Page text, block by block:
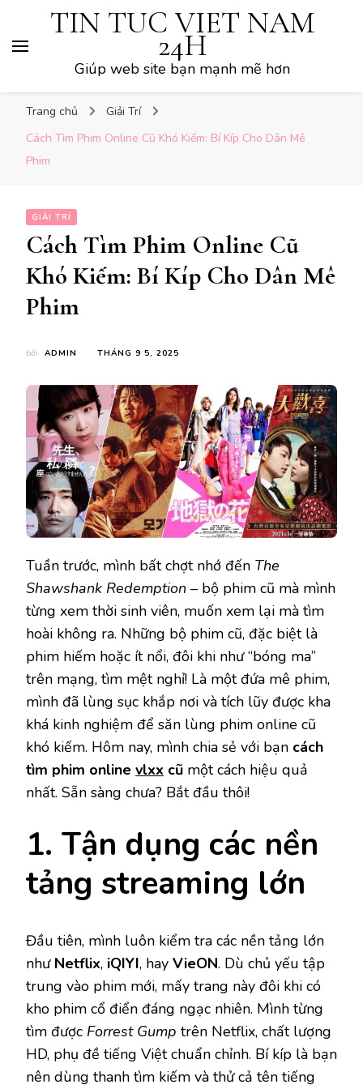
TIN TUC VIET NAM
24H
Giúp web site bạn mạnh mẽ hơn
Trang chủ
Giải Trí
Cách Tìm Phim Online Cũ Khó Kiếm: Bí Kíp Cho Dân Mê
Phim
GIẢI TRÍ
Cách Tìm Phim Online Cũ
Khó Kiếm: Bí Kíp Cho Dân Mê
Phim
bởi ADMIN THÁNG 9 5, 2025
Tuần trước, mình bất chợt nhớ đến The
Shawshank Redemption – bộ phim cũ mà mình
từng xem thời sinh viên, muốn xem lại mà tìm
hoài không ra. Những bộ phim cũ, đặc biệt là
phim hiếm hoặc ít nổi, đôi khi như “bóng ma”
trên mạng, tìm mệt nghỉ! Là một đứa mê phim,
mình đã lùng sục khắp nơi và tích lũy được kha
khá kinh nghiệm để săn lùng phim online cũ
khó kiếm. Hôm nay, mình chia sẻ với bạn cách
tìm phim online vlxx cũ một cách hiệu quả
nhất. Sẵn sàng chưa? Bắt đầu thôi!
1. Tận dụng các nền
tảng streaming lớn
Đầu tiên, mình luôn kiểm tra các nền tảng lớn
như Netflix, iQIYI, hay VieON. Dù chủ yếu tập
trung vào phim mới, mấy trang này đôi khi có
kho phim cổ điển đáng ngạc nhiên. Mình từng
tìm được Forrest Gump trên Netflix, chất lượng
HD, phụ đề tiếng Việt chuẩn chỉnh. Bí kíp là bạn
nên dùng thanh tìm kiếm và thử cả tên tiếng